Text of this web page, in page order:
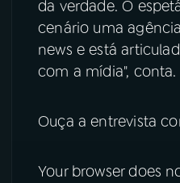
da verdade. O
cenário uma
news e está
com a mídia", conta.
Ouça a entrevista
Your browser does